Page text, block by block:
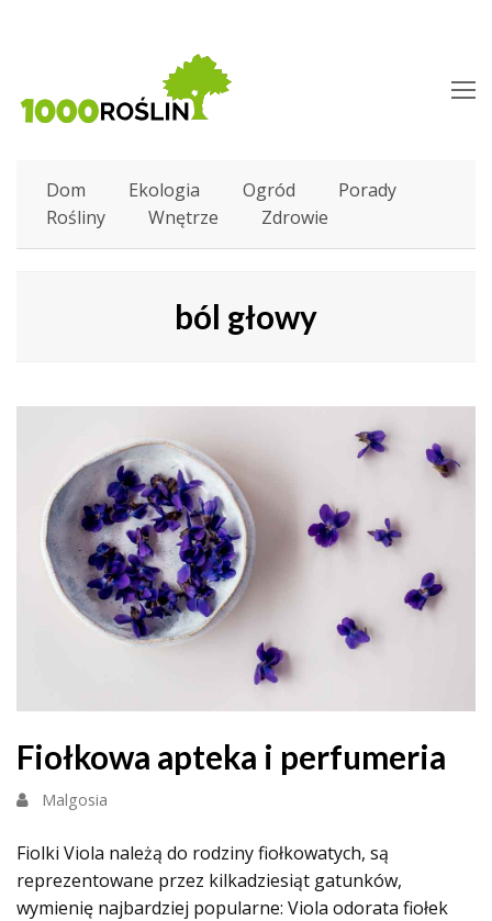
Dom Ekologia Ogród
Porady
Rośliny
Wnętrze Zdrowie
ból głowy
Fiołkowa apteka i perfumeria
Malgosia
Fiolki Viola należą do rodziny fiołkowatych, są
reprezentowane przez kilkadziesiąt gatunków,
wymienię najbardziej popularne: Viola odorata fiołek